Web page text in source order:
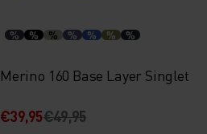
% % % % % % %
Merino 160 Base Layer Singlet
€39,95€49,95